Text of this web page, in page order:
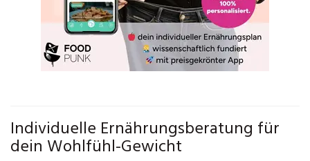
Individuelle Ernährungsberatung für
dein Wohlfühl-Gewicht